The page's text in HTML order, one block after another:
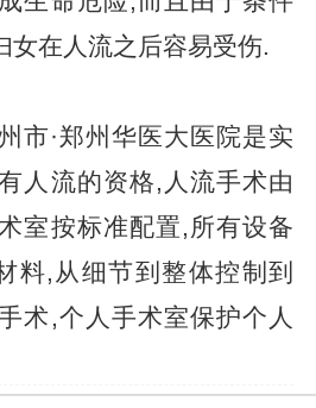
女在人流之后容易受伤.
·郑州华医大医院是实
人流的资格,人流手术由
室按标准配置,所有设备
料,从细节到整体控制到
术,个人手术室保护个人